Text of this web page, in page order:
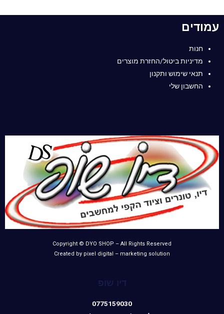
עמודים
חנות
מדיניות ביטול/החזרת מוצרים
תנאי שימוש ותקנון
החשבון שלי
Copyright © DYO SHOP – All Rights Reserved
Created by pixel digital – marketing solution
דיו שופ
0775159030